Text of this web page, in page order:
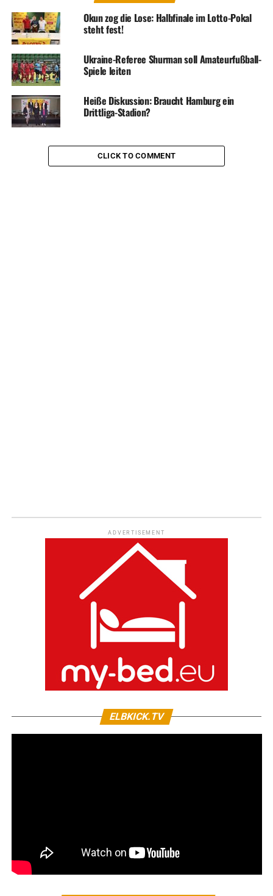
Okun zog die Lose: Halbfinale im Lotto-Pokal
steht fest!
Ukraine-Referee Shurman soll Amateurfußball-
Spiele leiten
Heiße Diskussion: Braucht Hamburg ein
Drittliga-Stadion?
CLICK TO COMMENT
ADVERTISEMENT
ELBKICK.TV